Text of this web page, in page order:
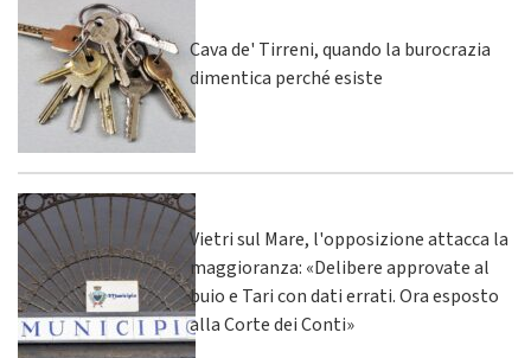
Cava de' Tirreni, quando la burocrazia
dimentica perché esiste
Vietri sul Mare, l'opposizione attacca la
maggioranza: «Delibere approvate al
buio e Tari con dati errati. Ora esposto
alla Corte dei Conti»